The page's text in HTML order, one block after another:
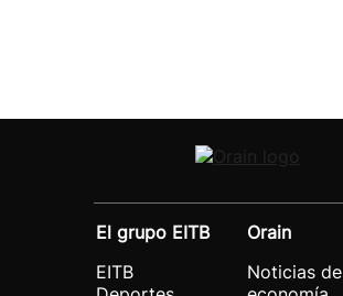
El grupo EITB
EITB
Orain
Noticias de